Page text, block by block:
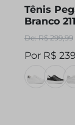
Tênis
Branco
R$ 299,99
R$ 239